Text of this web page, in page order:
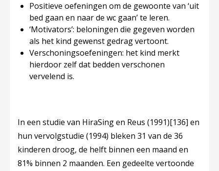
Positieve oefeningen om de gewoonte van ‘uit
bed gaan en naar de wc gaan’ te leren.
‘Motivators’: beloningen die gegeven worden
als het kind gewenst gedrag vertoont.
Verschoningsoefeningen: het kind merkt
hierdoor zelf dat bedden verschonen
vervelend is.
In een studie van HiraSing en Reus (1991)[136] en
hun vervolgstudie (1994) bleken 31 van de 36
kinderen droog, de helft binnen een maand en
81% binnen 2 maanden. Een gedeelte vertoonde